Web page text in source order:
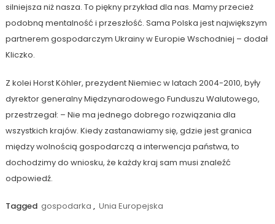
silniejsza niż nasza. To piękny przykład dla nas. Mamy przecież
podobną mentalność i przeszłość. Sama Polska jest największym
partnerem gospodarczym Ukrainy w Europie Wschodniej – dodał
Kliczko.
Z kolei Horst Köhler, prezydent Niemiec w latach 2004-2010, były
dyrektor generalny Międzynarodowego Funduszu Walutowego,
przestrzegał: – Nie ma jednego dobrego rozwiązania dla
wszystkich krajów. Kiedy zastanawiamy się, gdzie jest granica
między wolnością gospodarczą a interwencja państwa, to
dochodzimy do wniosku, że każdy kraj sam musi znaleźć
odpowiedź.
Tagged gospodarka , Unia Europejska